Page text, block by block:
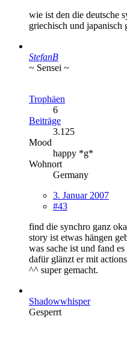
wie ist den die deutsche
griechisch und japanisch
StefanB
~ Sensei ~
Trophäen
6
Beiträge
3.125
Mood
happy *g*
Wohnort
Germany
3. Januar 2007
#43
find die synchro ganz
story ist etwas hängen
was sache ist und fand
dafür glänzt er mit
^^ super gemacht.
Shadowwhisper
Gesperrt